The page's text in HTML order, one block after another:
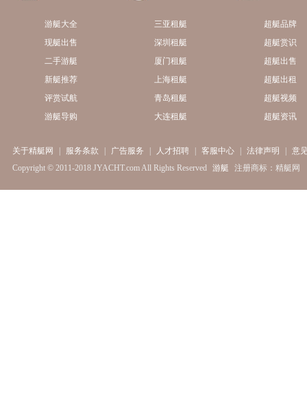
游艇大全
现艇出售
二手游艇
新艇推荐
评赏试航
游艇导购
三亚租艇
深圳租艇
厦门租艇
上海租艇
青岛租艇
大连租艇
超艇品牌
超艇赏识
超艇出售
超艇出租
超艇视频
超艇资讯
关于精艇网 服务条款 广告服务 人才招聘 客服中心 法律声明
意
Copyright © 2011-2018 JYACHT.com All Rights Reserved 游艇 注册商标：精艇网